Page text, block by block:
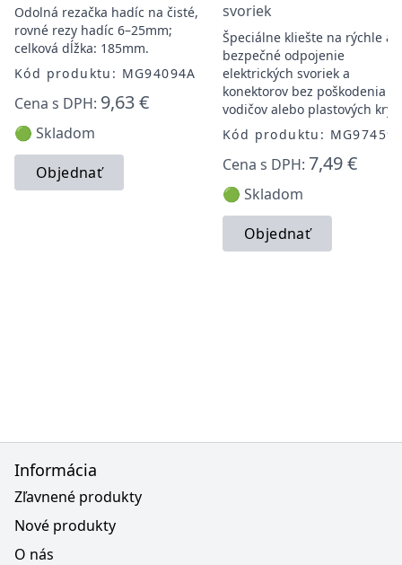
Odolná rezačka hadíc na čisté,
rovné rezy hadíc 6–25mm;
celková dĺžka: 185mm.
Kód produktu: MG94094A
Cena s DPH: 9,63 €
🟢 Skladom
Objednať
svoriek
Špeciálne kliešte na rýchle a
bezpečné odpojenie
elektrických svoriek a
konektorov bez poškodenia
vodičov alebo plastových
Kód produktu: MG97459
Cena s DPH: 7,49 €
🟢 Skladom
Objednať
Informácia
Zľavnené produkty
Nové produkty
O nás